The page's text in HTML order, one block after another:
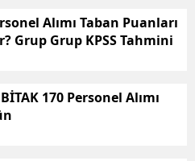
Alımı Taban Puanları
Grup Grup KPSS Tahmini
170 Personel Alımı